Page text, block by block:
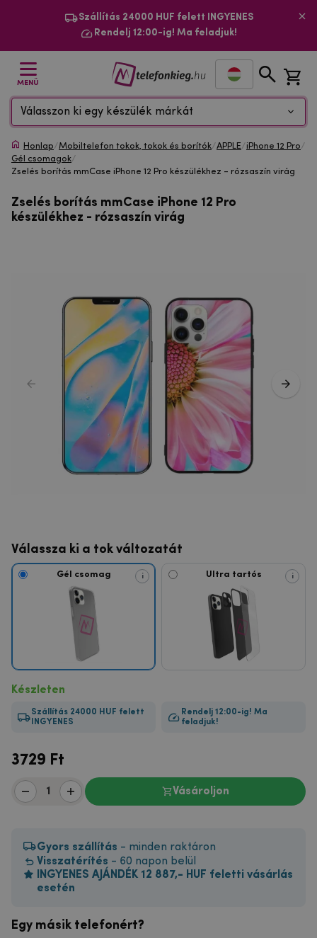
Szállítás 24000 HUF felett INGYENES
Rendelj 12:00-ig! Ma feladjuk!
MENÜ
Válasszon ki egy készülék márkát
Honlap/Mobiltelefon tokok, tokok és borítók/APPLE/iPhone 12 Pro/
Gél csomagok/
Zselés borítás mmCase iPhone 12 Pro készülékhez - rózsaszín virág
Zselés borítás mmCase iPhone 12 Pro
készülékhez - rózsaszín virág
Válassza ki a tok változatát
Gél csomag i Ultra tartós i
Készleten
Szállítás 24000 HUF felett
INGYENES
Rendelj 12:00-ig! Ma
feladjuk!
3729 Ft
Vásároljon
Gyors szállítás - minden raktáron
Visszatérítés - 60 napon belül
INGYENES AJÁNDÉK 12 887,- HUF feletti vásárlás
esetén
Egy másik telefonért?